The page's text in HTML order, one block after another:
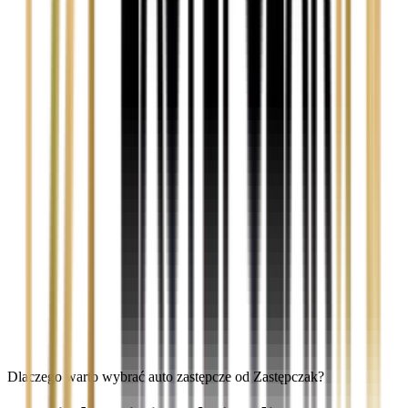
Dlaczego warto wybrać auto zastępcze od Zastępczak?